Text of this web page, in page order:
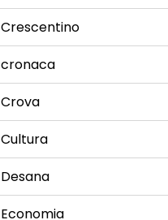
Crescentino
cronaca
Crova
Cultura
Desana
Economia